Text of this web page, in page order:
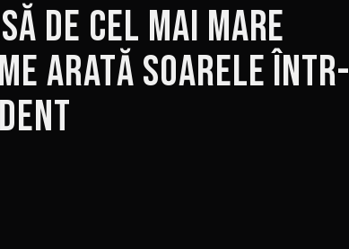
de cel mai mare
arată Soarele într-